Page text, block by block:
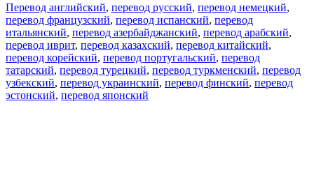
Перевод английский, перевод русский, перевод немецкий,
перевод французский, перевод испанский, перевод
итальянский, перевод азербайджанский, перевод арабский,
перевод иврит, перевод казахский, перевод китайский,
перевод корейский, перевод португальский, перевод
татарский, перевод турецкий, перевод туркменский, перевод
узбекский, перевод украинский, перевод финский, перевод
эстонский, перевод японский